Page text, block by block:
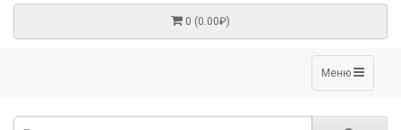
0 (0.00₽)
Меню